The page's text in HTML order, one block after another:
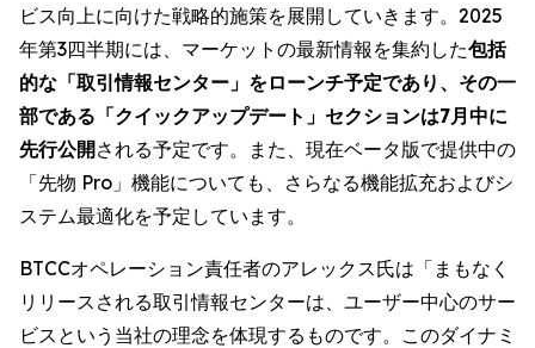
ビス向上に向けた戦略的施策を展開していきます。2025
年第3四半期には、マーケットの最新情報を集約した包括
的な「取引情報センター」をローンチ予定であり、その一
部である「クイックアップデート」セクションは7月中に
先行公開 される予定です。また、現在ベータ版で提供中の
「先物 Pro」機能についても、さらなる機能拡充およびシ
ステム最適化を予定しています。
BTCCオペレーション責任者のアレックス氏は「まもなく
リリースされる取引情報センターは、ユーザー中心のサー
ビスという当社の理念を体現するものです。このダイナミ